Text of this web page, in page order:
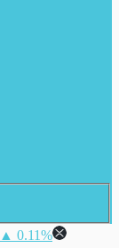
▲ 0.11%